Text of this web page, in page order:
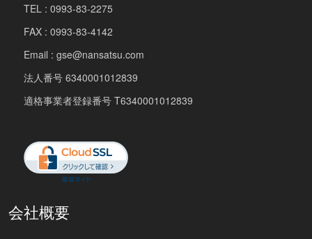
TEL : 0993-83-2275
FAX : 0993-83-4142
Email : gse@nansatsu.com
法人番号 6340001012839
適格事業者登録番号 T6340001012839
会社概要